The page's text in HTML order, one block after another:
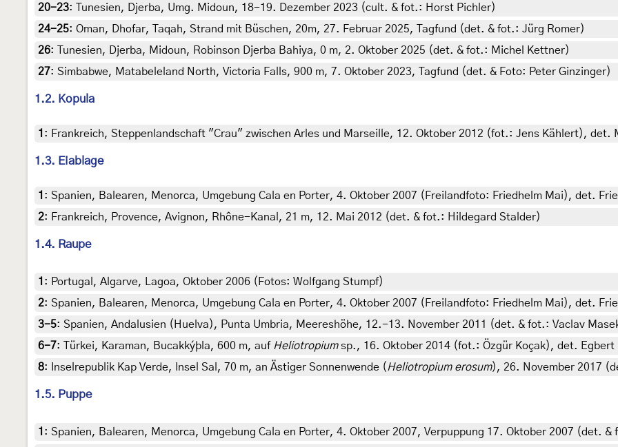
20-23: Tunesien, Djerba, Umg. Midoun, 18-19. Dezember 2023 (cult. & fot.: Horst Pichler)
24-25: Oman, Dhofar, Taqah, Strand mit Büschen, 20m, 27. Februar 2025, Tagfund (det. & fot.: Jürg Romer)
26:
Tunesien, Djerba, Midoun, Robinson Djerba Bahiya, 0 m, 2. Oktober 2025 (det. & fot.: Michel Kettner)
27: Simbabwe, Matabeleland North, Victoria Falls, 900 m, 7. Oktober 2023, Tagfund (det. & Foto: Peter Ginzinger)
1.2. Kopula
1 : Frankreich, Steppenlandschaft "Crau" zwischen Arles und Marseille, 12. Oktober 2012 (fot.: Jens Kählert), det.
1.3. Eiablage
1 : Spanien, Balearen, Menorca, Umgebung Cala en Porter, 4. Oktober 2007 (Freilandfoto: Friedhelm Mai), det.
2: Frankreich, Provence, Avignon, Rhône-Kanal, 21 m, 12. Mai 2012 (det. & fot.: Hildegard Stalder)
1.4. Raupe
1 : Portugal, Algarve, Lagoa, Oktober 2006 (Fotos: Wolfgang Stumpf)
2: Spanien, Balearen, Menorca, Umgebung Cala en Porter, 4. Oktober 2007 (Freilandfoto: Friedhelm Mai), det.
3-5: Spanien, Andalusien (Huelva), Punta Umbria, Meereshöhe, 12.-13. November 2011 (det. & fot.: Vaclav
6-7: Türkei, Karaman, Bucakkýþla, 600 m, auf Heliotropiumsp., 16. Oktober 2014 (fot.: Özgür Koçak), det. Egbert
8: Inselrepublik Kap Verde, Insel Sal, 70 m, an Ästiger Sonnenwende (Heliotropium erosum), 26. November 2017
1.5. Puppe
1 : Spanien, Balearen, Menorca, Umgebung Cala en Porter, 4. Oktober 2007, Verpuppung 17. Oktober 2007 (det.